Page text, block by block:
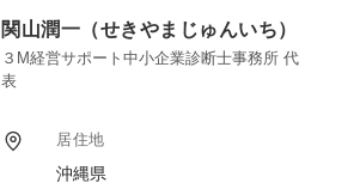
関山潤一（せきやまじゅんいち）
３M経営サポート中小企業診断士事務所 代
表
居住地
沖縄県